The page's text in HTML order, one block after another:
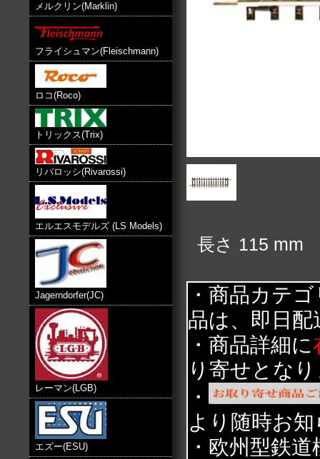
メルクリン(Marklin)
フライシュマン(Fleischmann)
ロコ(Roco)
トリックス(Trix)
リバロッシ(Rivarossi)
エルエスモデルズ (LS Models)
Jagerndorfer(JC)
レーマン(LGB)
エズー(ESU)
長さ 115 mm
・商品カテ
品は、即日
・商品詳細に
り寄せとな
・
より随時お
・欧州型鉄